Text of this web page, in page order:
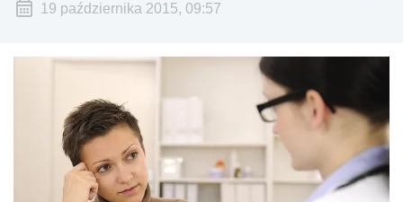
19 października 2015, 09:57